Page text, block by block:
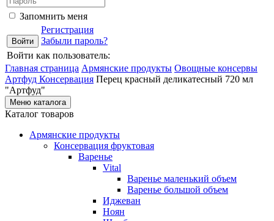
Запомнить меня
Регистрация
Забыли пароль?
Войти как пользователь:
Главная страница Армянские продукты Овощные консервы
Артфуд Консервация Перец красный деликатесный 720 мл
"Артфуд"
Меню каталога
Каталог товаров
Армянские продукты
Консервация фруктовая
Варенье
Vital
Варенье маленький объем
Варенье большой объем
Иджеван
Ноян